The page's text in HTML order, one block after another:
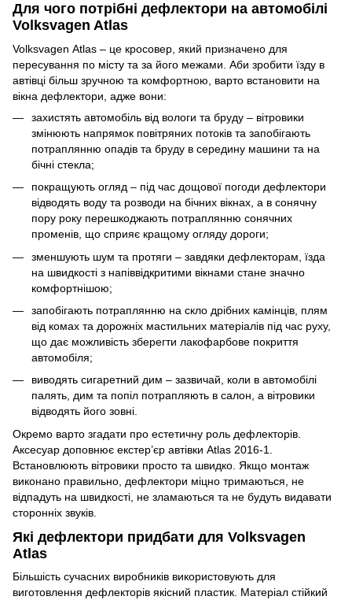
Для чого потрібні дефлектори на автомобілі
Volksvagen Atlas
Volksvagen Atlas – це кросовер, який призначено для
пересування по місту та за його межами. Аби зробити їзду в
автівці більш зручною та комфортною, варто встановити на
вікна дефлектори, адже вони:
захистять автомобіль від вологи та бруду – вітровики
змінюють напрямок повітряних потоків та запобігають
потраплянню опадів та бруду в середину машини та на
бічні стекла;
покращують огляд – під час дощової погоди дефлектори
відводять воду та розводи на бічних вікнах, а в сонячну
пору року перешкоджають потраплянню сонячних
променів, що сприяє кращому огляду дороги;
зменшують шум та протяги – завдяки дефлекторам, їзда
на швидкості з напіввідкритими вікнами стане значно
комфортнішою;
запобігають потраплянню на скло дрібних камінців, плям
від комах та дорожніх мастильних матеріалів під час руху,
що дає можливість зберегти лакофарбове покриття
автомобіля;
виводять сигаретний дим – зазвичай, коли в автомобілі
палять, дим та попіл потрапляють в салон, а вітровики
відводять його зовні.
Окремо варто згадати про естетичну роль дефлекторів.
Аксесуар доповнює екстер’єр автівки Atlas 2016-1.
Встановлюють вітровики просто та швидко. Якщо монтаж
виконано правильно, дефлектори міцно тримаються, не
відпадуть на швидкості, не зламаються та не будуть видавати
сторонніх звуків.
Які дефлектори придбати для Volksvagen
Atlas
Більшість сучасних виробників використовують для
виготовлення дефлекторів якісний пластик. Матеріал стійкий